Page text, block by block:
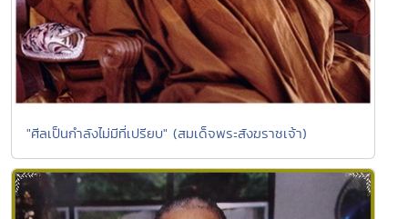
"ศีลเป็นกำลังไม่มีที่เปรียบ" (สมเด็จพระสังฆราชเจ้า)